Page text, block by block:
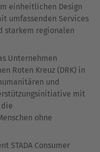
einheitlichen Design
umfassenden Services
starkem regionalen
Unternehmen
Roten Kreuz (DRK) in
und
mit
die
ohne
STADA Consumer